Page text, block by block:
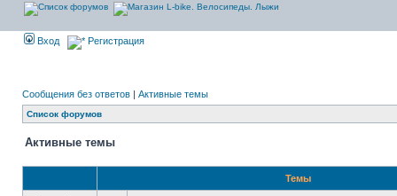
Вход Регистрация
Сообщения без ответов | Активные темы
Список форумов
Активные темы
Темы